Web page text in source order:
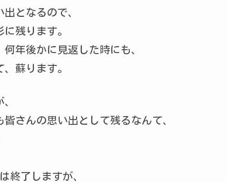
となるので、
残ります。
年後かに見返した時にも、
蘇ります。
さんの思い出として残るなんて、
終了しますが、